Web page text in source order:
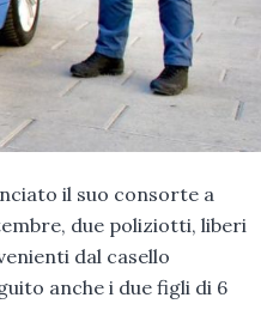
il suo consorte a
due poliziotti, liberi
dal casello
anche i due figli di 6